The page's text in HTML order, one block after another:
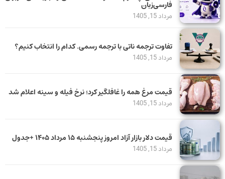
فارسی‌زبان
مرداد 15, 1405
تفاوت ترجمه ناتی با ترجمه رسمی. کدام را انتخاب کنیم؟
مرداد 15, 1405
قیمت مرغ همه را غافلگیر کرد؛ نرخ فیله و سینه اعلام شد
مرداد 15, 1405
قیمت دلار بازار آزاد امروز پنجشنبه ۱۵ مرداد ۱۴۰۵ +جدول
مرداد 15, 1405